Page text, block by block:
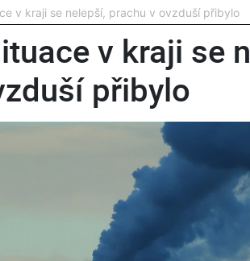
v kraji se nelepší, prachu v ovzduší přibylo
v kraji se
přibylo